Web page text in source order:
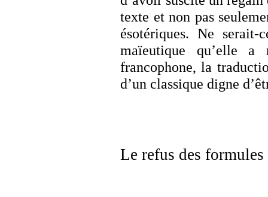
texte et non pas
ésotériques. Ne
maïeutique qu’elle a
francophone, la
d’un classique digne
Le refus des